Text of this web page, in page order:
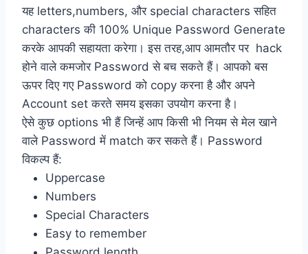
यह letters,numbers, और special characters सहित
characters की 100% Unique Password Generate
करके आपकी सहायता करेगा। इस तरह,आप आमतौर पर hack
होने वाले कमजोर Password से बच सकते हैं। आपको बस
ऊपर दिए गए Password को copy करना है और अपने
Account set करते समय इसका उपयोग करना है।
ऐसे कुछ options भी हैं जिन्हें आप किसी भी नियम से मेल खाने
वाले Password में match कर सकते हैं। Password
विकल्प हैं:
Uppercase
Numbers
Special Characters
Easy to remember